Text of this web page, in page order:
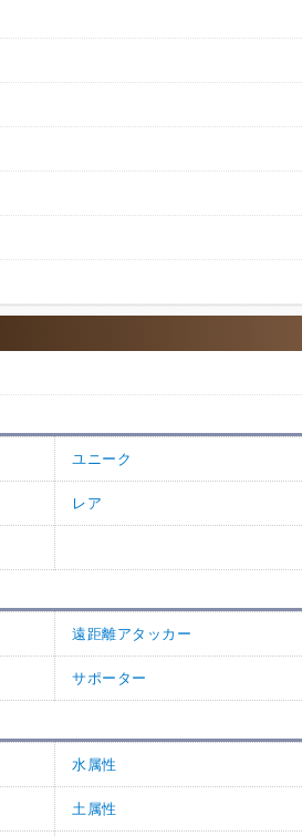
ユニーク
レア
遠距離アタッカー
サポーター
水属性
土属性